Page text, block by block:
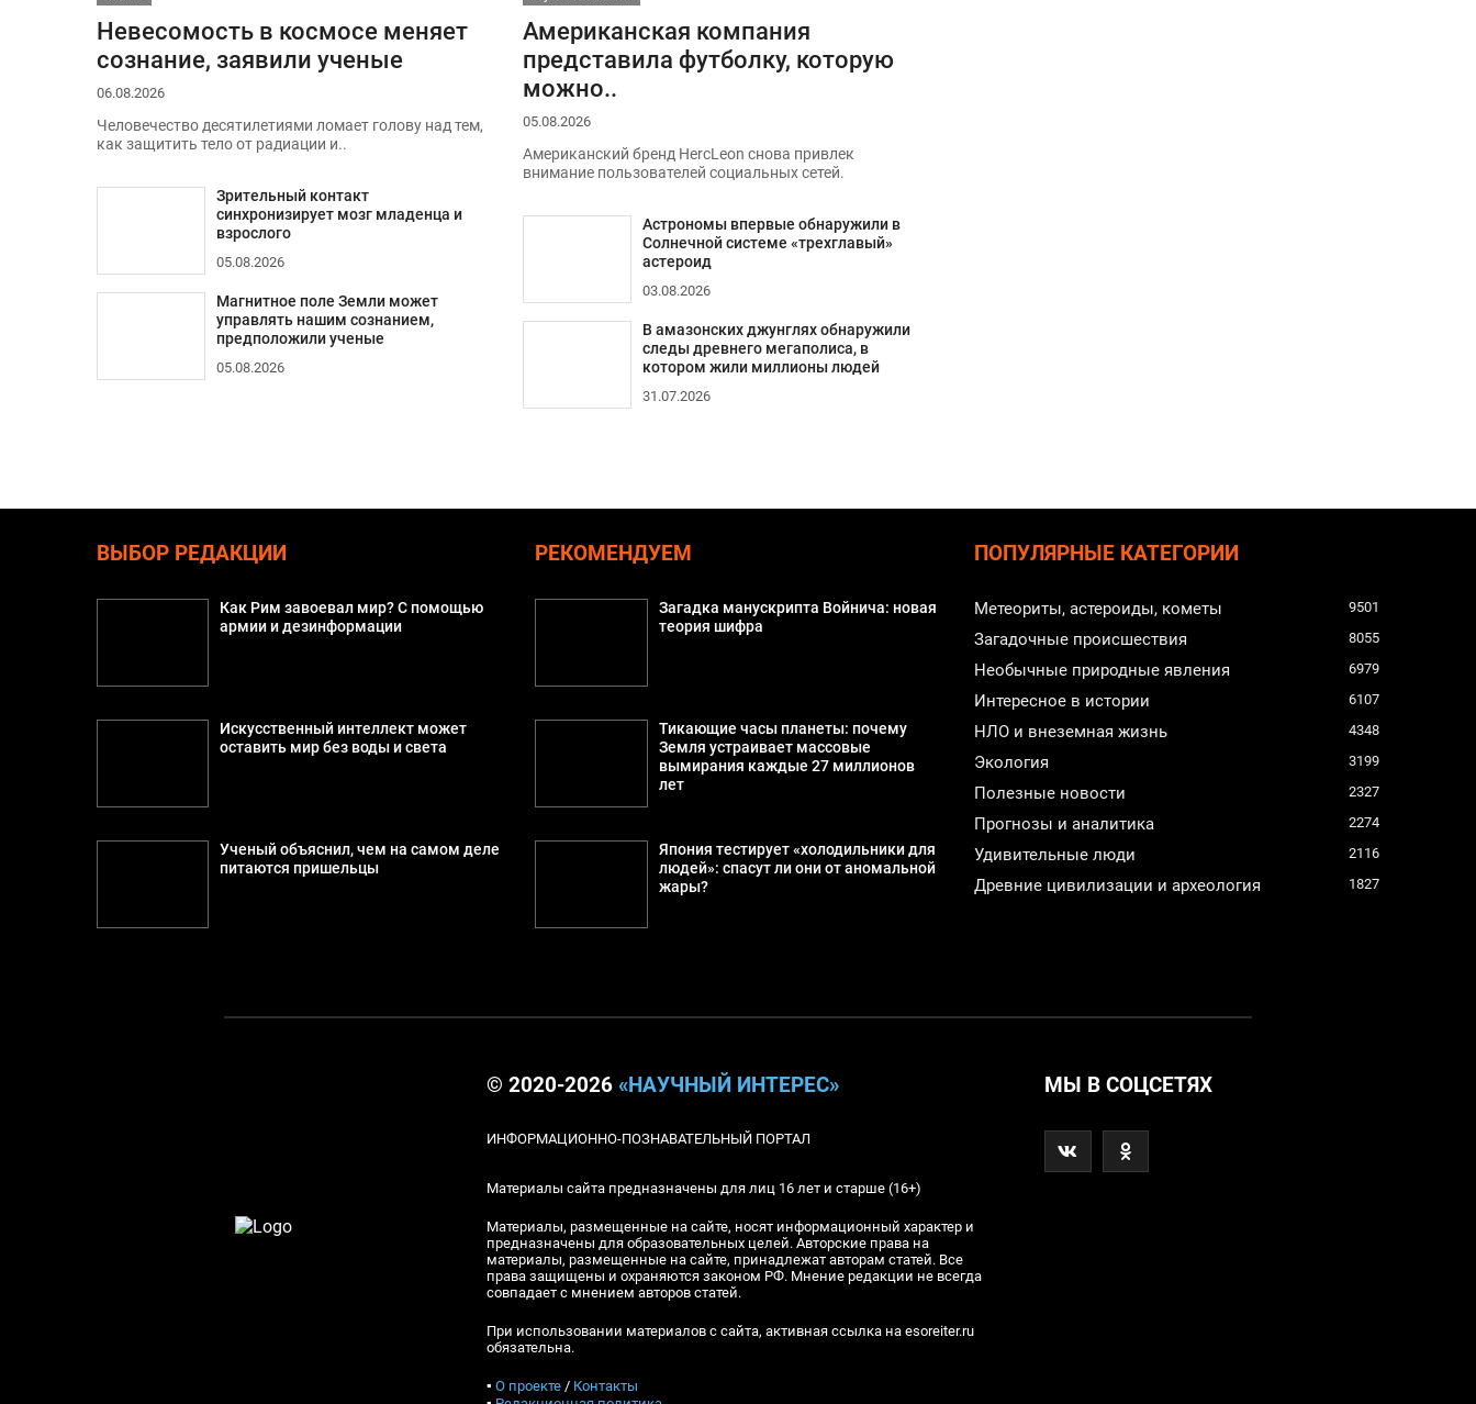
Невесомость в космосе меняет
сознание, заявили ученые
06.08.2026
Человечество десятилетиями ломает голову над тем,
как защитить тело от радиации и..
Зрительный контакт
синхронизирует мозг младенца и
взрослого
05.08.2026
Магнитное поле Земли может
управлять нашим сознанием,
предположили ученые
05.08.2026
Американская компания
представила футболку, которую
можно..
05.08.2026
Американский бренд HercLeon снова привлек
внимание пользователей социальных сетей.
Астрономы впервые обнаружили в
Солнечной системе «трехглавый»
астероид
03.08.2026
В амазонских джунглях обнаружили
следы древнего мегаполиса, в
котором жили миллионы людей
31.07.2026
ВЫБОР РЕДАКЦИИ
Как Рим завоевал мир? С помощью
армии и дезинформации
Искусственный интеллект может
оставить мир без воды и света
Ученый объяснил, чем на самом деле
питаются пришельцы
РЕКОМЕНДУЕМ
Загадка манускрипта Войнича: новая
теория шифра
Тикающие часы планеты: почему
Земля устраивает массовые
вымирания каждые 27 миллионов
лет
Япония тестирует «холодильники для
людей»: спасут ли они от аномальной
жары?
ПОПУЛЯРНЫЕ КАТЕГОРИИ
Метеориты, астероиды, кометы 9501
Загадочные происшествия 8055
Необычные природные явления 6979
Интересное в истории 6107
НЛО и внеземная жизнь 4348
Экология 3199
Полезные новости 2327
Прогнозы и аналитика 2274
Удивительные люди 2116
Древние цивилизации и археология 1827
© 2020-2026 «НАУЧНЫЙ ИНТЕРЕС»
ИНФОРМАЦИОННО-ПОЗНАВАТЕЛЬНЫЙ ПОРТАЛ
Материалы сайта предназначены для лиц 16 лет и старше (16+)
Материалы, размещенные на сайте, носят информационный характер и
предназначены для образовательных целей. Авторские права на
материалы, размещенные на сайте, принадлежат авторам статей. Все
права защищены и охраняются законом РФ. Мнение редакции не всегда
совпадает с мнением авторов статей.
При использовании материалов с сайта, активная ссылка на esoreiter.ru
обязательна.
▪ О проекте/ Контакты
МЫ В СОЦСЕТЯХ